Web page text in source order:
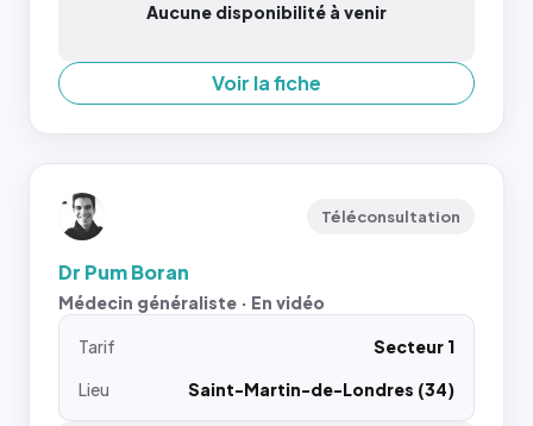
Aucune disponibilité à venir
Voir la fiche
Téléconsultation
Dr Pum Boran
Médecin généraliste · En vidéo
Tarif
Secteur 1
Lieu
Saint-Martin-de-Londres (34)